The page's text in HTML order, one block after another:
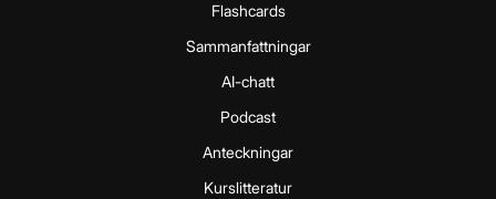
Flashcards
Sammanfattningar
AI-chatt
Podcast
Anteckningar
Kurslitteratur